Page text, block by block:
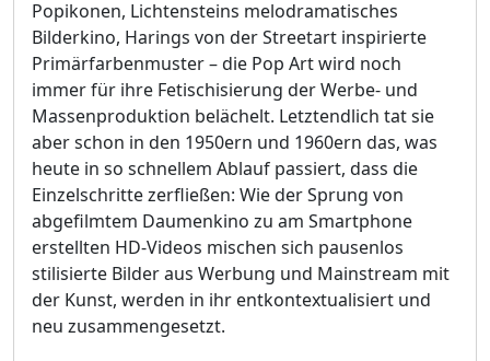
Popikonen, Lichtensteins melodramatisches
Bilderkino, Harings von der Streetart inspirierte
Primärfarbenmuster – die Pop Art wird noch
immer für ihre Fetischisierung der Werbe- und
Massenproduktion belächelt. Letztendlich tat sie
aber schon in den 1950ern und 1960ern das, was
heute in so schnellem Ablauf passiert, dass die
Einzelschritte zerfließen: Wie der Sprung von
abgefilmtem Daumenkino zu am Smartphone
erstellten HD-Videos mischen sich pausenlos
stilisierte Bilder aus Werbung und Mainstream mit
der Kunst, werden in ihr entkontextualisiert und
neu zusammengesetzt.